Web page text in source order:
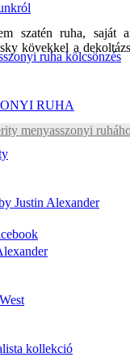
ruha kölcsönzés
RUHA
Justin Alexander
kollekció
szatén ruha, saját
kövekkel a
menyasszonyi